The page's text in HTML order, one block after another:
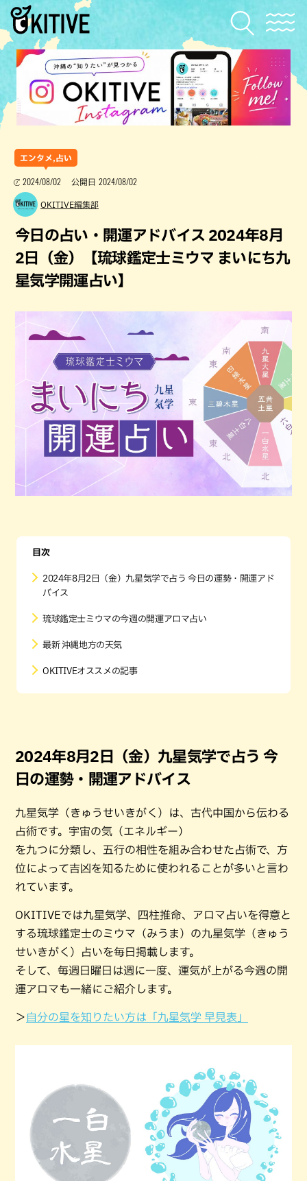
エンタメ,占い
2024/08/02 公開日 2024/08/02
OKITIVE編集部
今日の占い・開運アドバイス 2024年8月
2日（金）【琉球鑑定士ミウマ まいにち九
星気学開運占い】
目次
2024年8月2日（金）九星気学で占う 今日の運勢・開運アド
バイス
琉球鑑定士ミウマの今週の開運アロマ占い
最新 沖縄地方の天気
OKITIVEオススメの記事
2024年8月2日（金）九星気学で占う 今
日の運勢・開運アドバイス
九星気学（きゅうせいきがく）は、古代中国から伝わる
占術です。宇宙の気（エネルギー）
を九つに分類し、五行の相性を組み合わせた占術で、方
位によって吉凶を知るために使われることが多いと言わ
れています。
OKITIVEでは九星気学、四柱推命、アロマ占いを得意と
する琉球鑑定士のミウマ（みうま）の九星気学（きゅう
せいきがく）占いを毎日掲載します。
そして、毎週日曜日は週に一度、運気が上がる今週の開
運アロマも一緒にご紹介します。
＞ 自分の星を知りたい方は「九星気学 早見表」